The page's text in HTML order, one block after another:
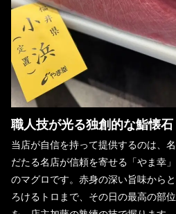
職人技が光る独創的な鮨懐石
当店が自信を持って提供するのは、名
だたる名店が信頼を寄せる「やま幸」
のマグロです。赤身の深い旨味からと
ろけるトロまで、その日の最高の部位